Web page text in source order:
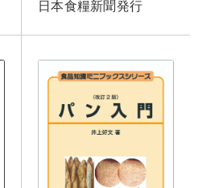
日本食糧新聞発行